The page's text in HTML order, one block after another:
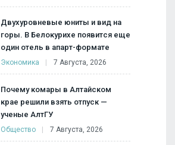
Двухуровневые юниты и вид на
горы. В Белокурихе появится еще
один отель в апарт-формате
Экономика 7 Августа, 2026
Почему комары в Алтайском
крае решили взять отпуск —
ученые АлтГУ
Общество 7 Августа, 2026